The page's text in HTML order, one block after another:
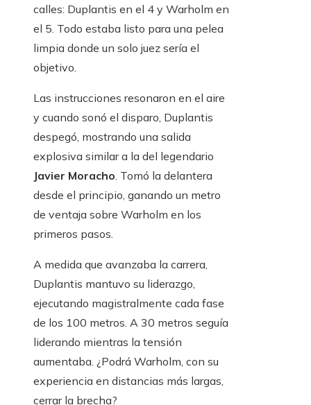
calles: Duplantis en el 4 y Warholm en
el 5. Todo estaba listo para una pelea
limpia donde un solo juez sería el
objetivo.
Las instrucciones resonaron en el aire
y cuando sonó el disparo, Duplantis
despegó, mostrando una salida
explosiva similar a la del legendario
Javier Moracho. Tomó la delantera
desde el principio, ganando un metro
de ventaja sobre Warholm en los
primeros pasos.
A medida que avanzaba la carrera,
Duplantis mantuvo su liderazgo,
ejecutando magistralmente cada fase
de los 100 metros. A 30 metros seguía
liderando mientras la tensión
aumentaba. ¿Podrá Warholm, con su
experiencia en distancias más largas,
cerrar la brecha?